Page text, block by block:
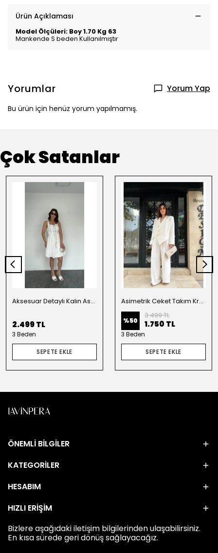
Ürün Açıklaması
Model Ölçüleri: Boy 1.70 Kg 63
Mankende S beden Kullanılmıştır
Yorumlar Yorum Yap
Bu ürün için henüz yorum yapılmamış.
Çok Satanlar
Aksesuar Detaylı Kalın Askılı Elbise Beyaz
2.499 TL
3 Beden
SEPETE EKLE
Asimetrik Ceket Takım Krem
%50
3.499 TL
1.750 TL
3 Beden
SEPETE EKLE
ÖNEMLİ BİLGİLER
KATEGORİLER
HESABIM
HIZLI ERİŞİM
Bizlere aşağıdaki iletişim bilgilerinden ulaşabilirsiniz.
En kısa sürede geri dönüş sağlayacağız.